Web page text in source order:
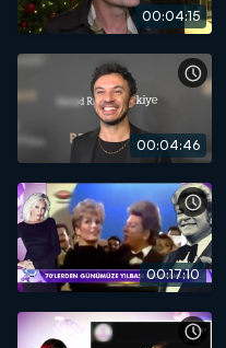
00:04:15
00:04:46
00:17:10